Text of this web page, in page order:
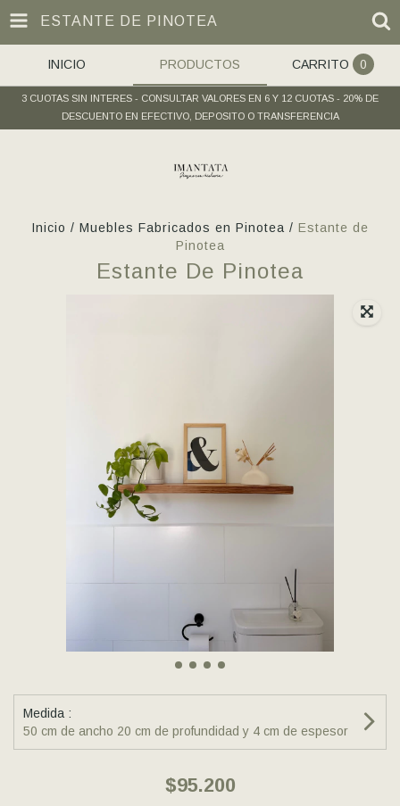
ESTANTE DE PINOTEA
INICIO PRODUCTOS CARRITO 0
3 CUOTAS SIN INTERES - CONSULTAR VALORES EN 6 Y 12 CUOTAS - 20% DE
DESCUENTO EN EFECTIVO, DEPOSITO O TRANSFERENCIA
Inicio / Muebles Fabricados en Pinotea / Estante de
Pinotea
Estante De Pinotea
Medida :
50 cm de ancho 20 cm de profundidad y 4 cm de espesor
$95.200